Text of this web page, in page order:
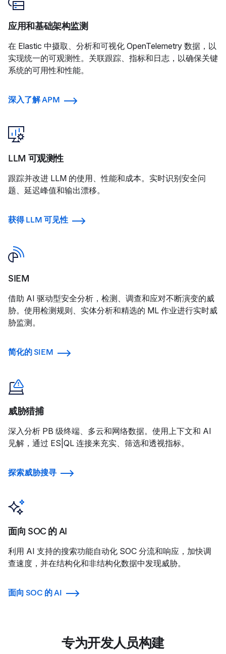
应用和基础架构监测
在 Elastic 中摄取、分析和可视化 OpenTelemetry 数据，以
实现统一的可观测性。关联跟踪、指标和日志，以确保关键
系统的可用性和性能。
深入了解 APM
LLM 可观测性
跟踪并改进 LLM 的使用、性能和成本。实时识别安全问
题、延迟峰值和输出漂移。
获得 LLM 可见性
SIEM
借助 AI 驱动型安全分析，检测、调查和应对不断演变的威
胁。使用检测规则、实体分析和精选的 ML 作业进行实时威
胁监测。
简化的 SIEM
威胁猎捕
深入分析 PB 级终端、多云和网络数据。使用上下文和 AI
见解，通过 ES|QL 连接来充实、筛选和透视指标。
探索威胁搜寻
面向 SOC 的 AI
利用 AI 支持的搜索功能自动化 SOC 分流和响应，加快调
查速度，并在结构化和非结构化数据中发现威胁。
面向 SOC 的 AI
专为开发人员构建